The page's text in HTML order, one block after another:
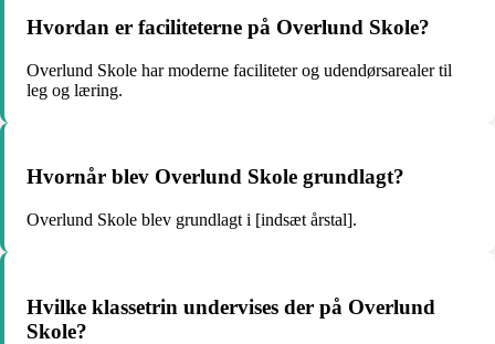
Hvordan er faciliteterne på Overlund Skole?
Overlund Skole har moderne faciliteter og udendørsarealer til
leg og læring.
Hvornår blev Overlund Skole grundlagt?
Overlund Skole blev grundlagt i [indsæt årstal].
Hvilke klassetrin undervises der på Overlund
Skole?